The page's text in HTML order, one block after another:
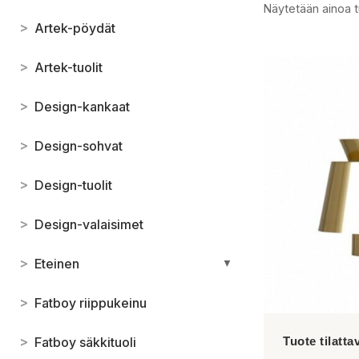
> Artek-pöydät
> Artek-tuolit
> Design-kankaat
> Design-sohvat
> Design-tuolit
> Design-valaisimet
> Eteinen ▼
> Fatboy riippukeinu
> Fatboy säkkituoli
Näytetään ainoa